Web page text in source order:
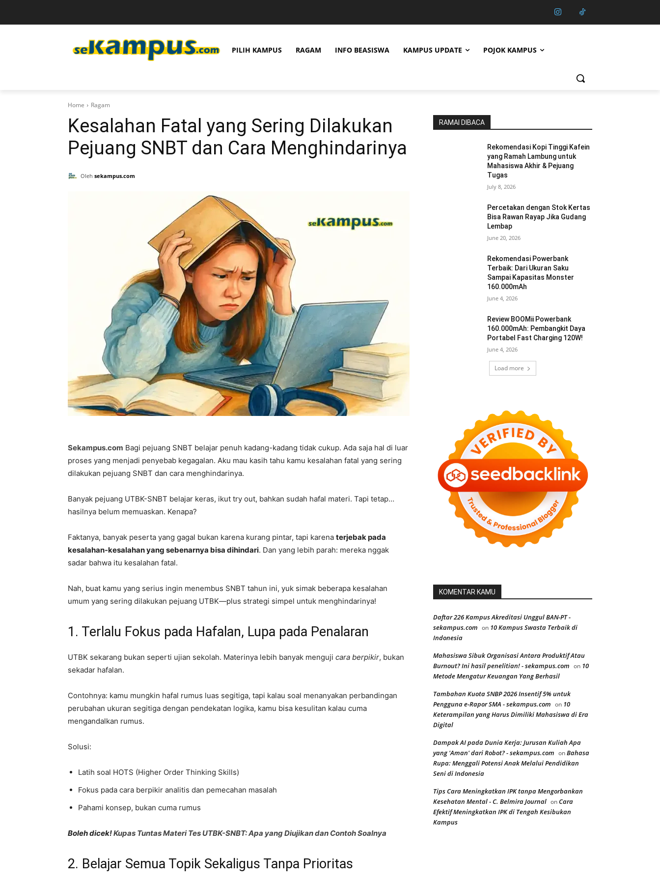
PILIH KAMPUS RAGAM INFO BEASISWA KAMPUS UPDATE POJOK KAMPUS
Home Ragam
Kesalahan Fatal yang Sering Dilakukan
Pejuang SNBT dan Cara Menghindarinya
Oleh sekampus.com
Sekampus.com Bagi pejuang SNBT belajar penuh kadang-kadang tidak cukup. Ada saja hal di luar
proses yang menjadi penyebab kegagalan. Aku mau kasih tahu kamu kesalahan fatal yang sering
dilakukan pejuang SNBT dan cara menghindarinya.
Banyak pejuang UTBK-SNBT belajar keras, ikut try out, bahkan sudah hafal materi. Tapi tetap…
hasilnya belum memuaskan. Kenapa?
Faktanya, banyak peserta yang gagal bukan karena kurang pintar, tapi karena terjebak pada
kesalahan-kesalahan yang sebenarnya bisa dihindari. Dan yang lebih parah: mereka nggak
sadar bahwa itu kesalahan fatal.
Nah, buat kamu yang serius ingin menembus SNBT tahun ini, yuk simak beberapa kesalahan
umum yang sering dilakukan pejuang UTBK—plus strategi simpel untuk menghindarinya!
1. Terlalu Fokus pada Hafalan, Lupa pada Penalaran
UTBK sekarang bukan seperti ujian sekolah. Materinya lebih banyak menguji cara berpikir, bukan
sekadar hafalan.
Contohnya: kamu mungkin hafal rumus luas segitiga, tapi kalau soal menanyakan perbandingan
perubahan ukuran segitiga dengan pendekatan logika, kamu bisa kesulitan kalau cuma
mengandalkan rumus.
Solusi:
Latih soal HOTS (Higher Order Thinking Skills)
Fokus pada cara berpikir analitis dan pemecahan masalah
Pahami konsep, bukan cuma rumus
Boleh dicek!Kupas Tuntas Materi Tes UTBK-SNBT: Apa yang Diujikan dan Contoh Soalnya
2. Belajar Semua Topik Sekaligus Tanpa Prioritas
RAMAI DIBACA
Rekomendasi Kopi Tinggi Kafein
yang Ramah Lambung untuk
Mahasiswa Akhir & Pejuang
Tugas
July 8, 2026
Percetakan dengan Stok Kertas
Bisa Rawan Rayap Jika Gudang
Lembap
June 20, 2026
Rekomendasi Powerbank
Terbaik: Dari Ukuran Saku
Sampai Kapasitas Monster
160.000mAh
June 4, 2026
Review BOOMii Powerbank
160.000mAh: Pembangkit Daya
Portabel Fast Charging 120W!
June 4, 2026
Load more
KOMENTAR KAMU
Daftar 226 Kampus Akreditasi Unggul BAN-PT -
sekampus.com on 10 Kampus Swasta Terbaik di
Indonesia
Mahasiswa Sibuk Organisasi Antara Produktif Atau
Burnout? Ini hasil penelitian! - sekampus.com on 10
Metode Mengatur Keuangan Yang Berhasil
Tambahan Kuota SNBP 2026 Insentif 5% untuk
Pengguna e-Rapor SMA - sekampus.com on 10
Keterampilan yang Harus Dimiliki Mahasiswa di Era
Digital
Dampak AI pada Dunia Kerja: Jurusan Kuliah Apa
yang 'Aman' dari Robot? - sekampus.com onBahasa
Rupa: Menggali Potensi Anak Melalui Pendidikan
Seni di Indonesia
Tips Cara Meningkatkan IPK tanpa Mengorbankan
Kesehatan Mental - C. Belmira Journal onCara
Efektif Meningkatkan IPK di Tengah Kesibukan
Kampus